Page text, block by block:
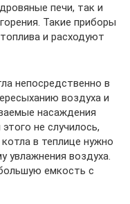
печи, так и
Такие приборы
и расходуют
непосредственно в
воздуха и
насаждения
не случилось,
в теплице нужно
увлажнения воздуха.
емкость с